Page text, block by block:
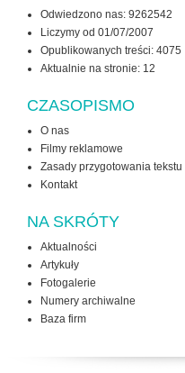
Odwiedzono nas: 9262542
Liczymy od 01/07/2007
Opublikowanych treści: 4075
Aktualnie na stronie: 12
CZASOPISMO
O nas
Filmy reklamowe
Zasady przygotowania tekstu
Kontakt
NA SKRÓTY
Aktualności
Artykuły
Fotogalerie
Numery archiwalne
Baza firm